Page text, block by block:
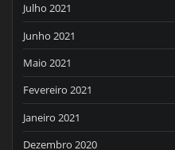
Julho 2021
Junho 2021
Maio 2021
Fevereiro 2021
Janeiro 2021
Dezembro 2020